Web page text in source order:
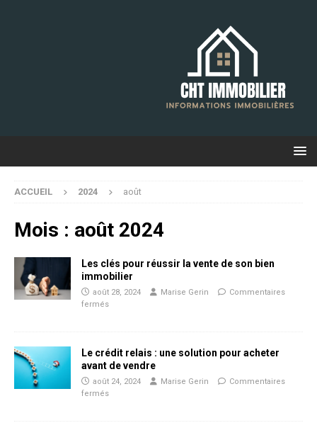
ACCUEIL 2024 août
Mois : août 2024
Les clés pour réussir la vente de son bien
immobilier
août 28, 2024 Marise Gerin
Commentaires
fermés
Le crédit relais : une solution pour acheter
avant de vendre
août 24, 2024 Marise Gerin
Commentaires
fermés